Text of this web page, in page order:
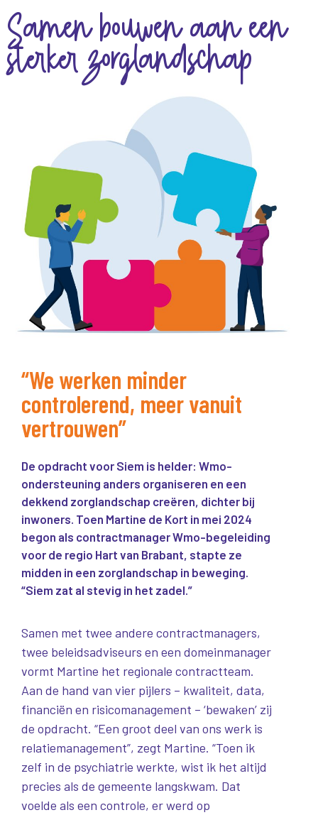
Samen bouwen aan een
sterker zorglandschap
“We werken minder
controlerend, meer vanuit
vertrouwen”
De opdracht voor Siem is helder: Wmo-
ondersteuning anders organiseren en een
dekkend zorglandschap creëren, dichter bij
inwoners. Toen Martine de Kort in mei 2024
begon als contractmanager Wmo-begeleiding
voor de regio Hart van Brabant, stapte ze
midden in een zorglandschap in beweging.
“Siem zat al stevig in het zadel.”
Samen met twee andere contractmanagers,
twee beleidsadviseurs en een domeinmanager
vormt Martine het regionale contractteam.
Aan de hand van vier pijlers – kwaliteit, data,
financiën en risicomanagement – ‘bewaken’ zij
de opdracht. “Een groot deel van ons werk is
relatiemanagement”, zegt Martine. “Toen ik
zelf in de psychiatrie werkte, wist ik het altijd
precies als de gemeente langskwam. Dat
voelde als een controle, er werd op